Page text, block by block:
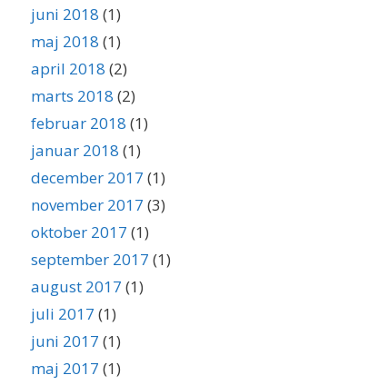
juni 2018 (1)
maj 2018 (1)
april 2018 (2)
marts 2018 (2)
februar 2018 (1)
januar 2018 (1)
december 2017 (1)
november 2017 (3)
oktober 2017 (1)
september 2017 (1)
august 2017 (1)
juli 2017 (1)
juni 2017 (1)
maj 2017 (1)